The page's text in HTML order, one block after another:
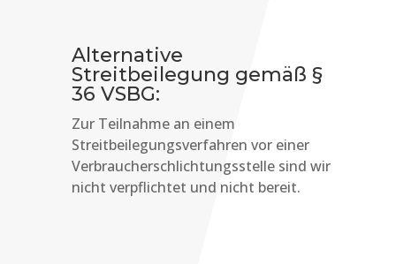
Alternative
Streitbeilegung gemäß §
36 VSBG:
Zur Teilnahme an einem
Streitbeilegungsverfahren vor einer
Verbraucherschlichtungsstelle sind wir
nicht verpflichtet und nicht bereit.